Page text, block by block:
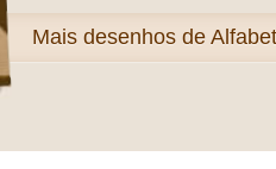
Mais desenhos de